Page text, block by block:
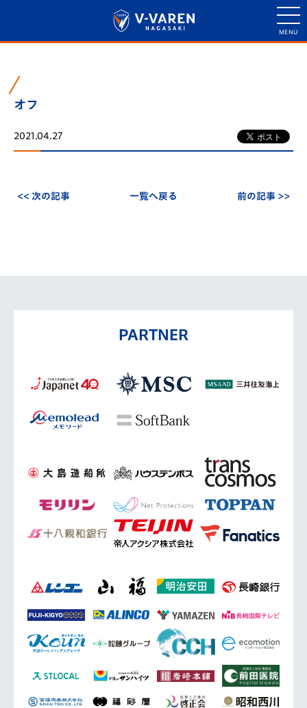
オフ
2021.04.27
<< 次の記事 一覧へ戻る 前の記事 >>
PARTNER